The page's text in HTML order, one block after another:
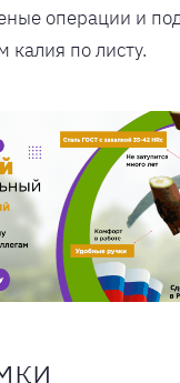
операции и
по листу.